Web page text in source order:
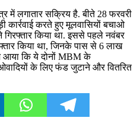
में लगातार सक्रिय है. बीते 28 फरवरी
करते हुए मूलवासियों बचाओ
किया था. इससे पहले नवंबर
किया था, जिनके पास से 6 लाख
आया कि ये दोनों MBM के
के लिए फंड जुटाने और वितरित